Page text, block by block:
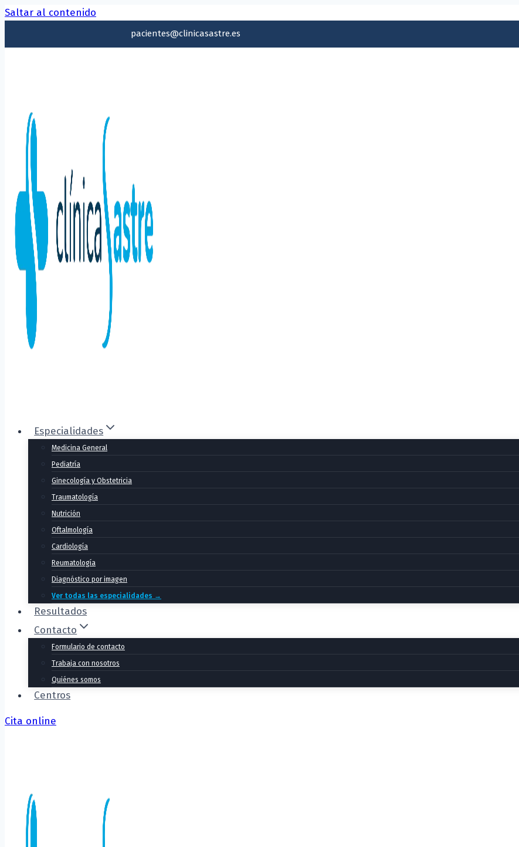
Saltar al contenido
pacientes@clinicasastre.es
Especialidades
Medicina General
Pediatría
Ginecología y Obstetricia
Traumatología
Nutrición
Oftalmología
Cardiología
Reumatología
Diagnóstico por imagen
Ver todas las especialidades →
Resultados
Contacto
Formulario de contacto
Trabaja con nosotros
Quiénes somos
Centros
Cita online